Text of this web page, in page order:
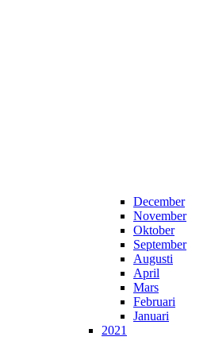
December
November
Oktober
September
Augusti
April
Mars
Februari
Januari
2021